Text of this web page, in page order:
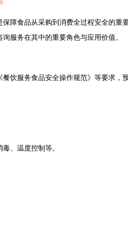
障食品从采购到消费全过程安全的重
服务在其中的重要角色与应用价值。
饮服务食品安全操作规范》等要求，
、温度控制等。